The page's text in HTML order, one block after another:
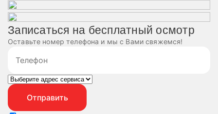
Записаться на бесплатный осмотр
Оставьте номер телефона и мы с Вами свяжемся!